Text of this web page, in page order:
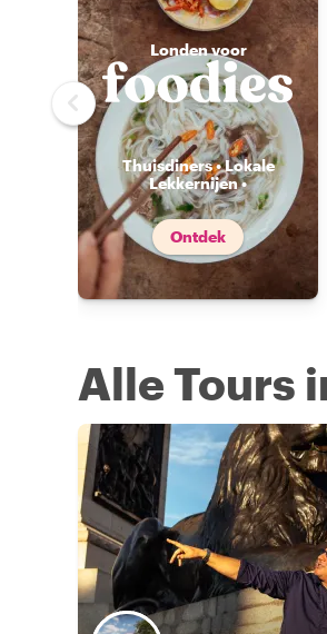
Londen voor
Thuisdiners • Lokale
Lekkernijen •
Voedselmarkten...
Ontdek
Alle Tours